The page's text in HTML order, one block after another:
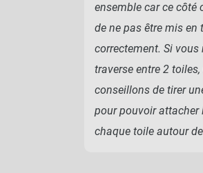
ensemble car ce côté
de ne pas être mis en
correctement. Si vous
traverse entre 2
conseillons de tirer
pour pouvoir attacher
chaque toile autour